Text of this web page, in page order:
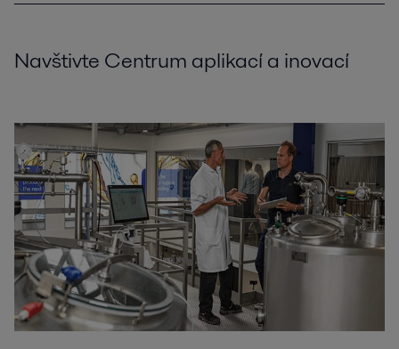
Navštivte Centrum aplikací a inovací